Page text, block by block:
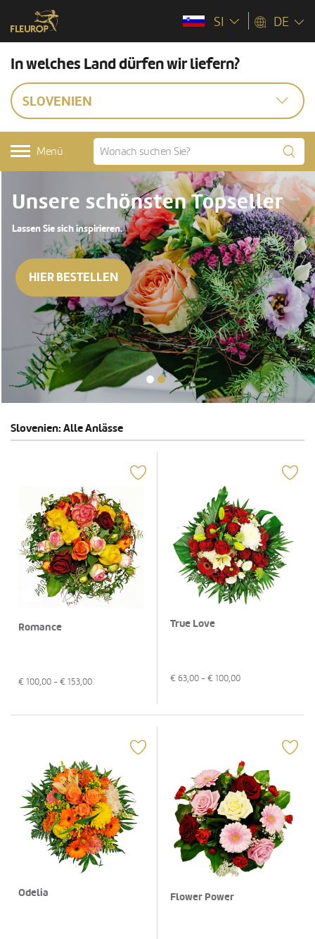
SI DE
In welches Land dürfen wir liefern?
SLOVENIEN
Menü
Unsere schönsten Topseller
Lassen Sie sich inspirieren.
HIER BESTELLEN
Slovenien: Alle Anlässe
Romance
€ 100,00 - € 153,00
True Love
€ 63,00 - € 100,00
Odelia Flower Power